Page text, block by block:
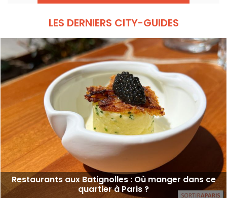
LES DERNIERS CITY-GUIDES
Restaurants aux Batignolles : Où manger dans ce
quartier à Paris ?